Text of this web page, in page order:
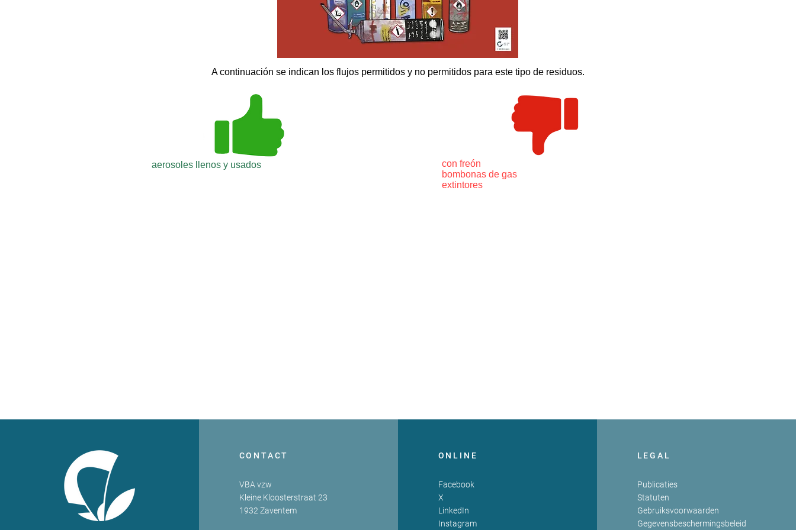
A continuación se indican los flujos permitidos y no permitidos para este tipo de residuos.
aerosoles llenos y usados
con freón
bombonas de gas
extintores
CONTACT
VBA vzw
Kleine Kloosterstraat 23
1932 Zaventem
ONLINE
Facebook
X
LinkedIn
Instagram
LEGAL
Publicaties
Statuten
Gebruiksvoorwaarden
Gegevensbeschermingsbeleid